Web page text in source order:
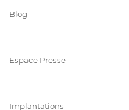
Blog
Espace Presse
Implantations